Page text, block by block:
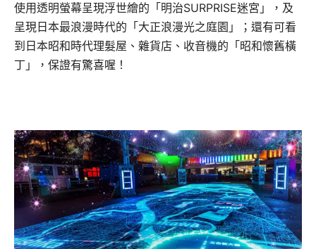
使用透明螢幕呈現浮世繪的「明治SURPRISE迷宮」，及
呈現日本最浪漫時代的「大正浪漫光之庭園」；還有可看
到日本昭和時代理髮屋、雜貨店、收音機的「昭和懷舊橫
丁」，保證有驚喜喔！